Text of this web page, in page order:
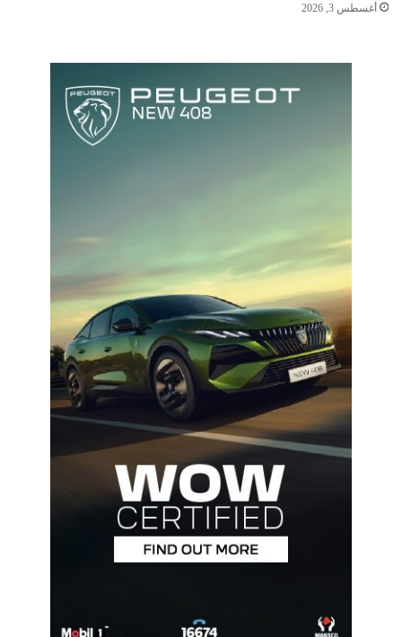
أغسطس 3, 2026